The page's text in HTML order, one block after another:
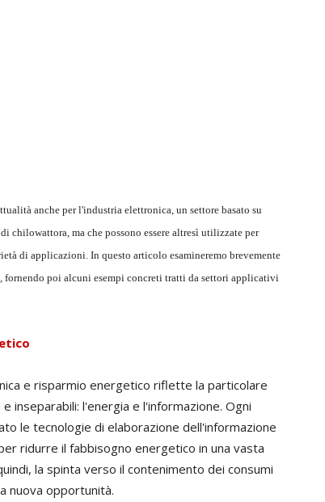
anche per l'industria elettronica, un settore basato su
chilowattora, ma che possono essere altresì utilizzate per
di applicazioni. In questo articolo esamineremo brevemente
fornendo poi alcuni esempi concreti tratti da settori applicativi
e risparmio energetico riflette la particolare
inseparabili: l'energia e l'informazione. Ogni
le tecnologie di elaborazione dell'informazione
ridurre il fabbisogno energetico in una vasta
la spinta verso il contenimento dei consumi
nuova opportunità.